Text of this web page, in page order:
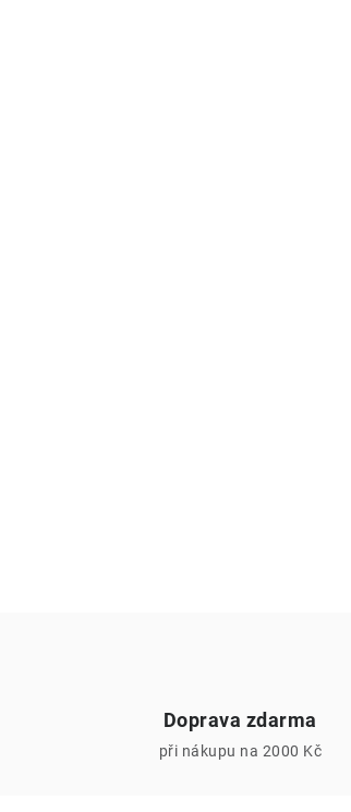
Doprava zdarma
při nákupu na 2000 Kč